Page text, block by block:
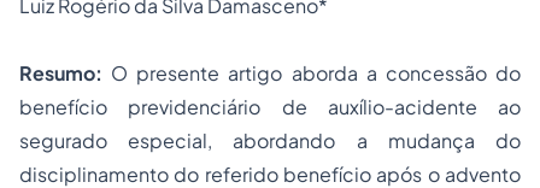
Luiz Rogério da Silva Damasceno*
Resumo: O presente artigo aborda a concessão do
benefício previdenciário de auxílio-acidente ao
segurado especial, abordando a mudança do
disciplinamento do referido benefício após o advento